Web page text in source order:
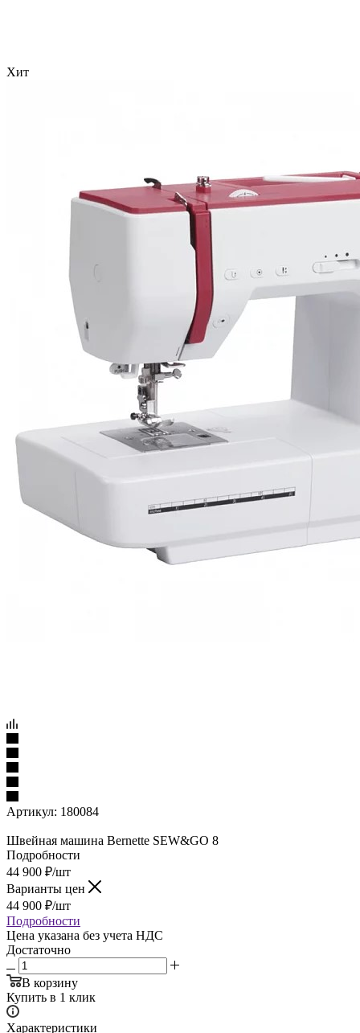
Хит
Артикул: 180084
Швейная машина Bernette SEW&GO 8
Подробности
44 900 ₽/шт
Варианты цен
44 900 ₽/шт
Подробности
Цена указана без учета НДС
Достаточно
В корзину
Купить в 1 клик
Характеристики